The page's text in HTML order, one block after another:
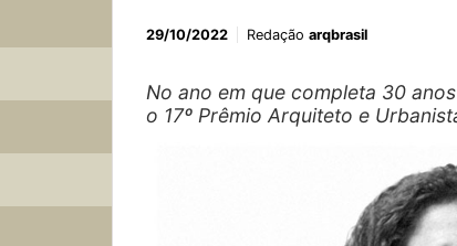
29/10/2022 Redação arqbrasil
No ano em que completa 30
o 17º Prêmio Arquiteto e